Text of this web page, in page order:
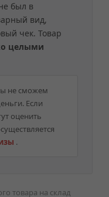
был в
вид,
чек. Товар
целыми
не сможем
Если
оценить
.
товара на склад